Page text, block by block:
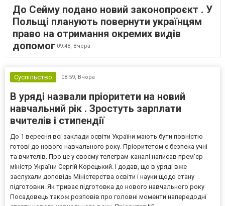
До Сейму подано новий законопроєкт . У
Польщі планують повернути українцям
право на отримання окремих видів
допомог 09:48, Вчора
Суспільство 08:59, Вчора
В уряді назвали пріоритети на новий
навчальний рік . Зростуть зарплати
вчителів і стипендії
До 1 вересня всі заклади освіти України мають бути повністю
готові до нового навчального року. Пріоритетом є безпека учні
та вчителів. Про це у своєму телеграм-каналі написав прем'єр-
міністр України Сергій Корецький. І додав, що в уряді вже
заслухали доповідь Міністерства освіти і науки щодо стану
підготовки. Як триває підготовка до нового навчального року
Посадовець також розповів про головні моменти напередодні